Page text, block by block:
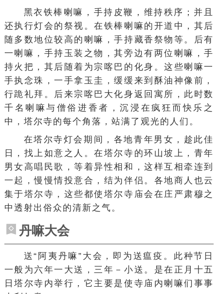
黑衣铁棒喇嘛，手持皮鞭，维持秩序；并且
还执行灯会的祭视。在铁棒喇嘛的开道中，其后
随多数地位较高的喇嘛，手持藏香祭物等。后有
一喇嘛，手持玉装之物，其旁边有两位喇嘛，手
持火把，其后随着为宗喀巴的化身。这些喇嘛一
手执念珠，一手拿玉圭，缓缓来到酥油神像前，
行跪礼拜。后来宗喀巴大化身返回寓所，此时数
千名喇嘛与僧俗进香者，沉浸在疯狂而快乐之
中，塔尔寺的每个角落，站满了观光的人们。
在塔尔寺灯会期间，各地青年男女，趁此佳
日，找上如意之人。在塔尔寺的环山坡上，青年
男女高唱民歌，等着异性相和，这样互相牵连到
一起，慢慢情投意合，结为伴侣。各地商人也云
集于塔尔寺，这些都使塔尔寺庙会在庄严肃穆之
中透射出俗众的清新之气。
丹嘛大会
送“阿夷丹嘛”大会，即为送瘟疫。此种节日
一般为六年一大送，三年－小送。是在正月十五
日塔尔寺内举行，它主要是使寺庙内喇嘛们事事